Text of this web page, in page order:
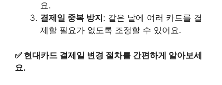
요.
결제일 중복 방지 : 같은 날에 여러 카드를 결
제할 필요가 없도록 조정할 수 있어요.
✅ 현대카드 결제일 변경 절차를 간편하게 알아보세
요.